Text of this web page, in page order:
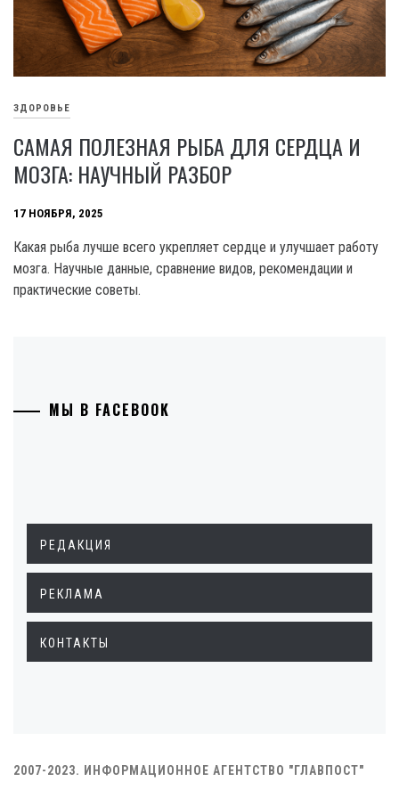
ЗДОРОВЬЕ
САМАЯ ПОЛЕЗНАЯ РЫБА ДЛЯ СЕРДЦА И
МОЗГА: НАУЧНЫЙ РАЗБОР
17 НОЯБРЯ, 2025
Какая рыба лучше всего укрепляет сердце и улучшает работу
мозга. Научные данные, сравнение видов, рекомендации и
практические советы.
МЫ В FACEBOOK
РЕДАКЦИЯ
РЕКЛАМА
КОНТАКТЫ
2007-2023. ИНФОРМАЦИОННОЕ АГЕНТСТВО "ГЛАВПОСТ"